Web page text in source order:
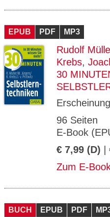
EPUB PDF MP3
Rudolf
Krebs,
30
96 Seiten
E-Book
€ 7,99 (D)
Zum E-
BUCH EPUB PDF